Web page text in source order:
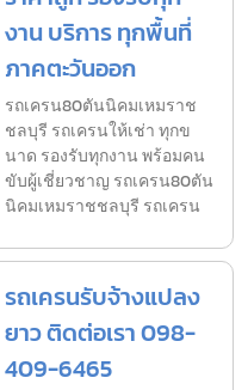
งาน บริการ ทุกพื้นที่
ภาคตะวันออก
รถเครน80ตันนิคมเหมราช
ชลบุรี รถเครนให้เช่า ทุกข
นาด รองรับทุกงาน พร้อมคน
ขับผู้เชี่ยวชาญ รถเครน80ตัน
นิคมเหมราชชลบุรี รถเครน
รถเครนรับจ้างแปลง
ยาว ติดต่อเรา 098-
409-6465